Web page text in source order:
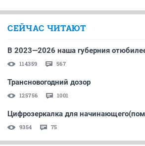
СЕЙЧАС ЧИТАЮТ
В 2023—2026 наша губерния
114359 567
Трансновогодний дозор
125756 1001
Цифрозеркалка для
9354 75